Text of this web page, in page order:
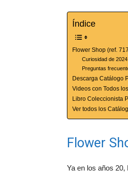
Índice
Flower Shop (ref.
Curiosidad de 2024
Preguntas
Descarga Catálogo
Videos con Todos
Libro Coleccionista
Ver todos los
Flower
Ya en los años